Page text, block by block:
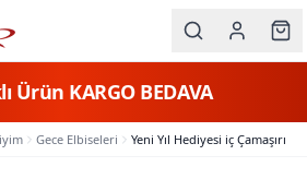
Ürün KARGO BEDAVA
Gece Elbiseleri Yeni Yıl Hediyesi iç Çamaşırı